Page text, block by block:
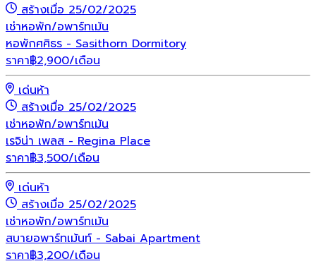
สร้างเมื่อ 25/02/2025
เช่าหอพัก/อพาร์ทเม้น
หอพักศศิธร - Sasithorn Dormitory
ราคา฿2,900/เดือน
เด่นห้า
สร้างเมื่อ 25/02/2025
เช่าหอพัก/อพาร์ทเม้น
เรจิน่า เพลส - Regina Place
ราคา฿3,500/เดือน
เด่นห้า
สร้างเมื่อ 25/02/2025
เช่าหอพัก/อพาร์ทเม้น
สบายอพาร์ทเม้นท์ - Sabai Apartment
ราคา฿3,200/เดือน